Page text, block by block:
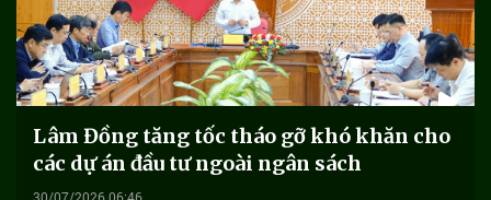
Lâm Đồng tăng tốc tháo gỡ khó khăn cho
các dự án đầu tư ngoài ngân sách